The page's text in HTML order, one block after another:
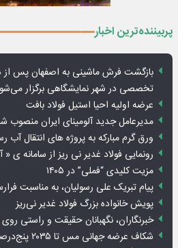
پربیننده‌ترین اخبار
بازگشت فرش ماشینی به اصفهان پس از
تخصصی در شهر نمایشگاهی برگزار
عرضه اولیه احیا استیل فولاد بافت
مدیرعامل جدید آلومینای ایران منصوب
ورق گرم مبارکه به پروژه های انتقال آب
رونمایی فولاد غدیر نی ریز از سامانه ی «
مزیت کلیدی “فملی” در ۱۴۰۵
پیام تبریک علی رسولیان، به مناسبت فرارسیدن ۱۷ مرداد روز
پویش خانواده بزرگ فولاد غدیر نی‌ریز
خبرنگاران، نگهبانان حقیقت و راستی
شکاف عرضه جهانی مس تا ۲۰۳۵ پنج‌درصد کاهش می‌یابد